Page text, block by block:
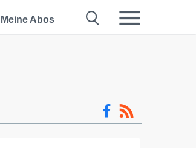
Meine Abos